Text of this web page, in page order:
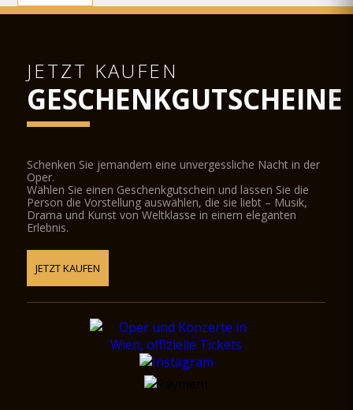
JETZT KAUFEN
GESCHENKGUTSCHEINE
Schenken Sie jemandem eine unvergessliche Nacht in der
Oper.
Wählen Sie einen Geschenkgutschein und lassen Sie die
Person die Vorstellung auswählen, die sie liebt – Musik,
Drama und Kunst von Weltklasse in einem eleganten
Erlebnis.
JETZT KAUFEN